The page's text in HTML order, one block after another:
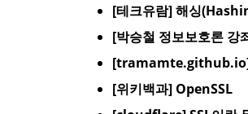
[테크유람] 해싱
[박승철 정보보호론 강
[tramamte.github.io]
[위키백과] OpenSSL